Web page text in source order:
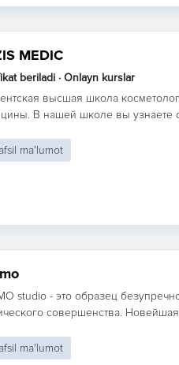
MEDIC
beriladi · Onlayn kurslar
высшая школа
В нашей школе вы узнаете о
ma'lumot
studio - это образец
совершенства.
ma'lumot